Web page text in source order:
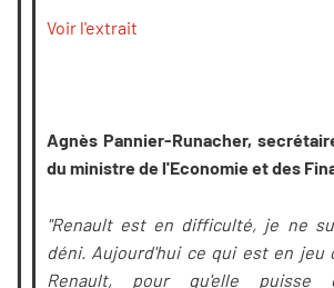
Voir l'extrait
Agnès Pannier-Runacher,
du ministre de l'Economie et des
"Renault est en difficulté, je ne
déni. Aujourd'hui ce qui est en jeu
Renault, pour qu'elle puisse